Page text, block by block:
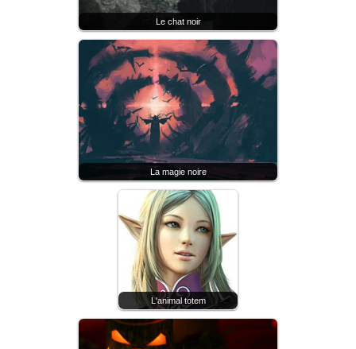
Le chat noir
La magie noire
L'animal totem